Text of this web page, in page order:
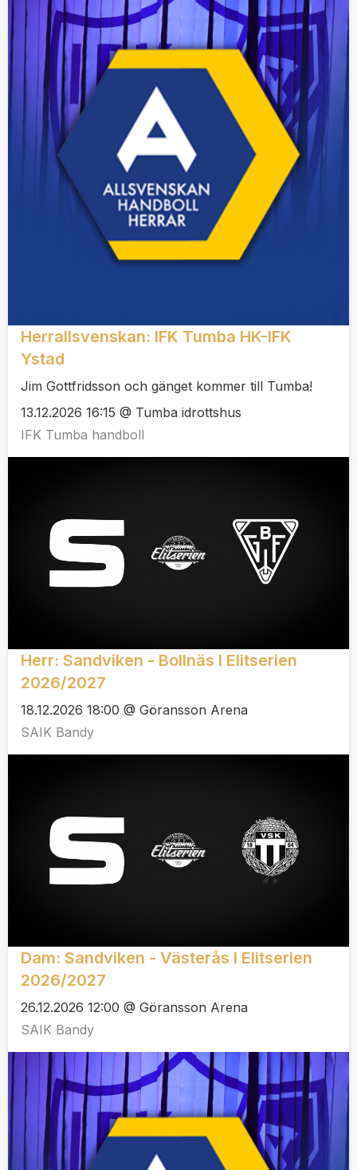
Herrallsvenskan: IFK Tumba HK-IFK
Ystad
Jim Gottfridsson och gänget kommer till Tumba!
13.12.2026 16:15 @ Tumba idrottshus
IFK Tumba handboll
Herr: Sandviken - Bollnäs I Elitserien
2026/2027
18.12.2026 18:00 @ Göransson Arena
SAIK Bandy
Dam: Sandviken - Västerås I Elitserien
2026/2027
26.12.2026 12:00 @ Göransson Arena
SAIK Bandy